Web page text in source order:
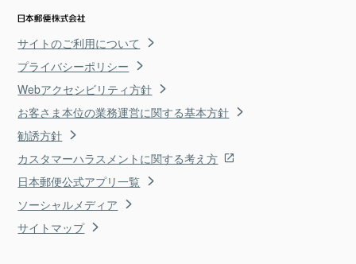
サイトのご利用について
プライバシーポリシー
Webアクセシビリティ方針
お客さま本位の業務運営に関する基本方針
勧誘方針
カスタマーハラスメントに関する考え方
日本郵便公式アプリ一覧
ソーシャルメディア
サイトマップ